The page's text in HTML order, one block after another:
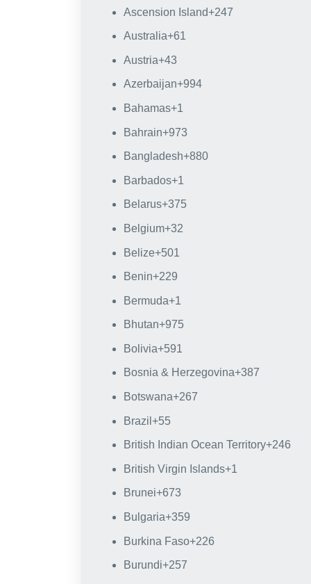
Ascension Island+247
Australia+61
Austria+43
Azerbaijan+994
Bahamas+1
Bahrain+973
Bangladesh+880
Barbados+1
Belarus+375
Belgium+32
Belize+501
Benin+229
Bermuda+1
Bhutan+975
Bolivia+591
Bosnia & Herzegovina+387
Botswana+267
Brazil +55
British Indian Ocean Territory+246
British Virgin Islands+1
Brunei+673
Bulgaria+359
Burkina Faso+226
Burundi+257